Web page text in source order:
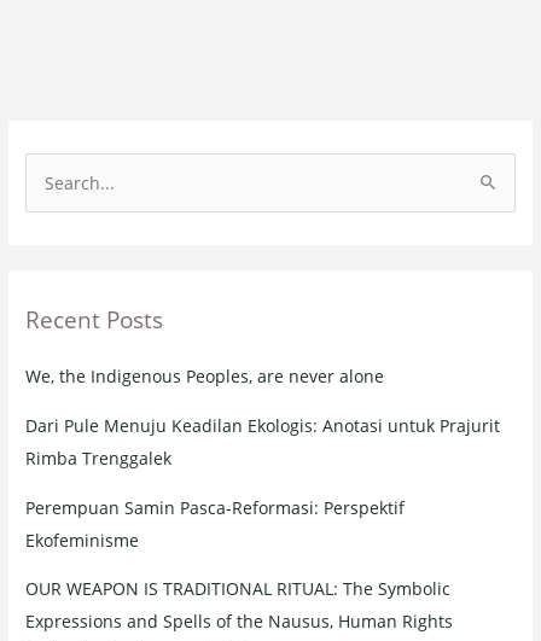
e
c
f
o
r
Recent Posts
We, the Indigenous Peoples, are never alone
Dari Pule Menuju Keadilan Ekologis: Anotasi untuk Prajurit
Rimba Trenggalek
Perempuan Samin Pasca-Reformasi: Perspektif
Ekofeminisme
OUR WEAPON IS TRADITIONAL RITUAL: The Symbolic
Expressions and Spells of the Nausus, Human Rights